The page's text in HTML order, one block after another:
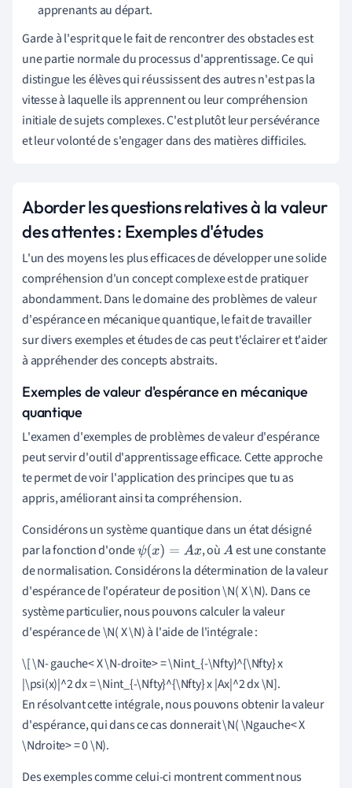
apprenants au départ.
Garde à l'esprit que le fait de rencontrer des obstacles est
une partie normale du processus d'apprentissage. Ce qui
distingue les élèves qui réussissent des autres n'est pas la
vitesse à laquelle ils apprennent ou leur compréhension
initiale de sujets complexes. C'est plutôt leur persévérance
et leur volonté de s'engager dans des matières difficiles.
Aborder les questions relatives à la valeur
des attentes : Exemples d'études
L'un des moyens les plus efficaces de développer une solide
compréhension d'un concept complexe est de pratiquer
abondamment. Dans le domaine des problèmes de valeur
d'espérance en mécanique quantique, le fait de travailler
sur divers exemples et études de cas peut t'éclairer et t'aider
à appréhender des concepts abstraits.
Exemples de valeur d'espérance en mécanique
quantique
L'examen d'exemples de problèmes de valeur d'espérance
peut servir d'outil d'apprentissage efficace. Cette approche
te permet de voir l'application des principes que tu as
appris, améliorant ainsi ta compréhension.
Considérons un système quantique dans un état désigné
par la fonction d'ondeψ(x)= Ax , oùA est une constante
de normalisation. Considérons la détermination de la valeur
d'espérance de l'opérateur de position \N( X \N). Dans ce
système particulier, nous pouvons calculer la valeur
d'espérance de \N( X \N) à l'aide de l'intégrale :
\[ \N- gauche< X \N-droite> = \Nint_{-\Nfty}^{\Nfty} x
|\psi(x)|^2 dx = \Nint_{-\Nfty}^{\Nfty} x |Ax|^2 dx \N].
En résolvant cette intégrale, nous pouvons obtenir la valeur
d'espérance, qui dans ce cas donnerait \N( \Ngauche< X
\Ndroite> = 0 \N).
Des exemples comme celui-ci montrent comment nous